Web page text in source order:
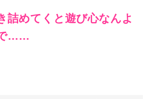
詰めてくと遊び心なんよ
……